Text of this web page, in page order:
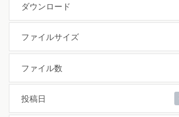
ダウンロード
ファイルサイズ
ファイル数
投稿日